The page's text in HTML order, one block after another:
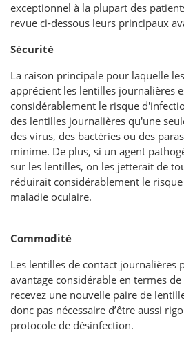
exceptionnel à la plupart des
revue ci-dessous leurs principaux
Sécurité
La raison principale pour laquelle
apprécient les lentilles journalières
considérablement le risque
des lentilles journalières qu'une
des virus, des bactéries ou des
minime. De plus, si un agent
sur les lentilles, on les jetterait de
réduirait considérablement le
maladie oculaire.
Commodité
Les lentilles de contact journalières
avantage considérable en termes
recevez une nouvelle paire de
donc pas nécessaire d’être aussi
protocole de désinfection.